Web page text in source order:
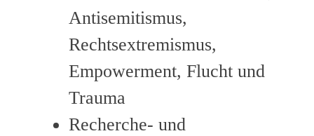
Antisemitismus,
Rechtsextremismus,
Empowerment, Flucht und
Trauma
Recherche- und